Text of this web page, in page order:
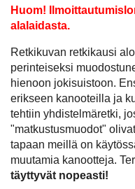
Huom!
alalaidasta.
Retkikuvan retkikausi
perinteiseksi
hienoon jokisuistoon.
erikseen kanooteilla ja
tehtiin yhdistelmäretki,
"matkustusmuodot"
tapaan meillä on
muutamia kanootteja.
täyttyvät nopeasti!